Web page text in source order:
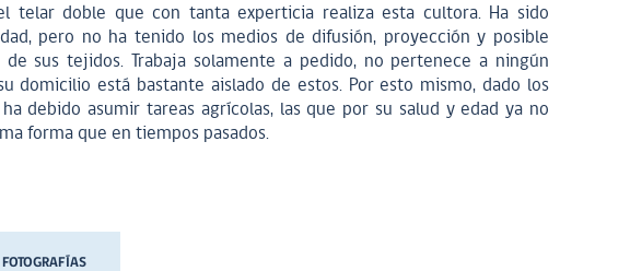
telar doble que con tanta experticia realiza esta cultora. Ha sido
pero no ha tenido los medios de difusión, proyección y posible
sus tejidos. Trabaja solamente a pedido, no pertenece a ningún
domicilio está bastante aislado de estos. Por esto mismo, dado los
debido asumir tareas agrícolas, las que por su salud y edad ya no
forma que en tiempos pasados.
FOTOGRAFÍAS